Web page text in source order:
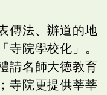
傳法、辦道的地
寺院學校化」。
請名師大德教育
寺院更提供莘莘